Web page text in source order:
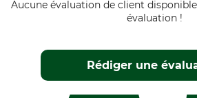
Aucune évaluation de client
évaluation !
Rédiger une